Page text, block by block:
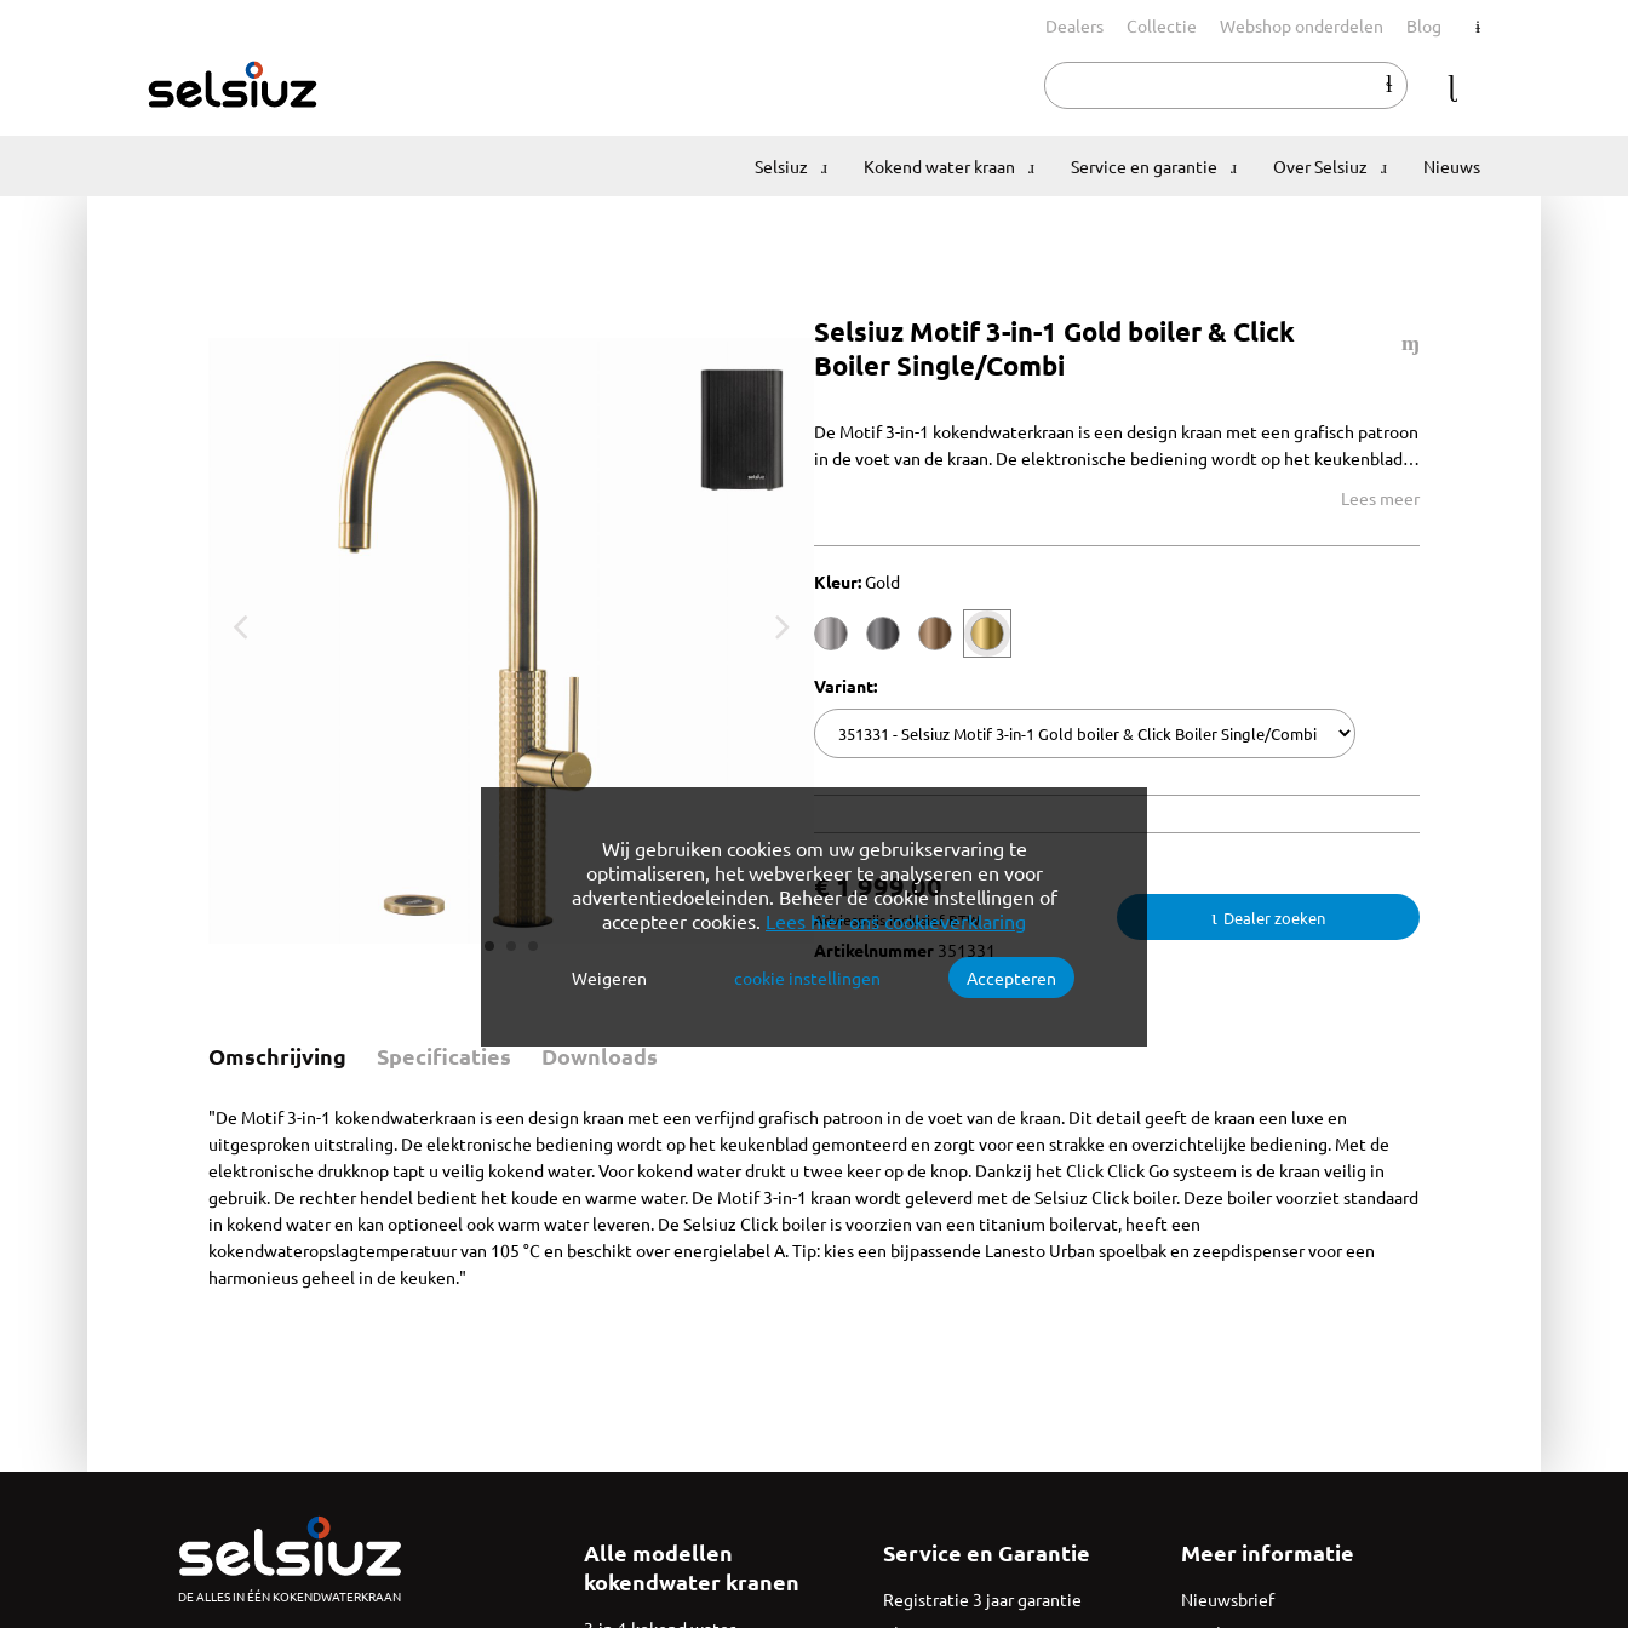
Dealers Collectie Webshop onderdelen Blog
Selsiuz Kokend water kraan Service en garantie Over Selsiuz Nieuws
Selsiuz Motif 3-in-1 Gold boiler & Click
Boiler Single/Combi
De Motif 3-in-1 kokendwaterkraan is een design kraan met een grafisch patroon
in de voet van de kraan. De elektronische bediening wordt op het keukenblad
Lees meer
Kleur:Gold
Variant:
€ 1.999,00
Adviesprijs inclusief BTW
Artikelnummer 351331
Dealer zoeken
Omschrijving Specificaties Downloads
"De Motif 3-in-1 kokendwaterkraan is een design kraan met een verfijnd grafisch patroon in de voet van de kraan. Dit detail geeft de kraan een luxe en
uitgesproken uitstraling. De elektronische bediening wordt op het keukenblad gemonteerd en zorgt voor een strakke en overzichtelijke bediening. Met de
elektronische drukknop tapt u veilig kokend water. Voor kokend water drukt u twee keer op de knop. Dankzij het Click Click Go systeem is de kraan veilig in
gebruik. De rechter hendel bedient het koude en warme water. De Motif 3-in-1 kraan wordt geleverd met de Selsiuz Click boiler. Deze boiler voorziet standaard
in kokend water en kan optioneel ook warm water leveren. De Selsiuz Click boiler is voorzien van een titanium boilervat, heeft een
kokendwateropslagtemperatuur van 105 °C en beschikt over energielabel A. Tip: kies een bijpassende Lanesto Urban spoelbak en zeepdispenser voor een
harmonieus geheel in de keuken."
DE ALLES IN ÉÉN KOKENDWATERKRAAN
Alle modellen
kokendwater kranen
Service en Garantie
Registratie 3 jaar garantie
Meer informatie
Nieuwsbrief
Wij gebruiken cookies om uw gebruikservaring te
optimaliseren, het webverkeer te analyseren en voor
advertentiedoeleinden. Beheer de cookie instellingen of
accepteer cookies. Lees hier ons cookieverklaring
Verplichte cookies Functionele cookies
Weigeren cookie instellingen Accepteren